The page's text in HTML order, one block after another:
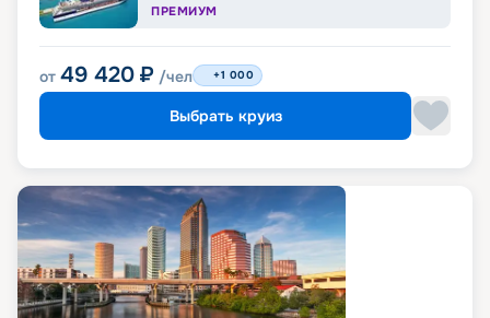
ПРЕМИУМ
от 49 420 ₽ /чел +1 000
Выбрать круиз